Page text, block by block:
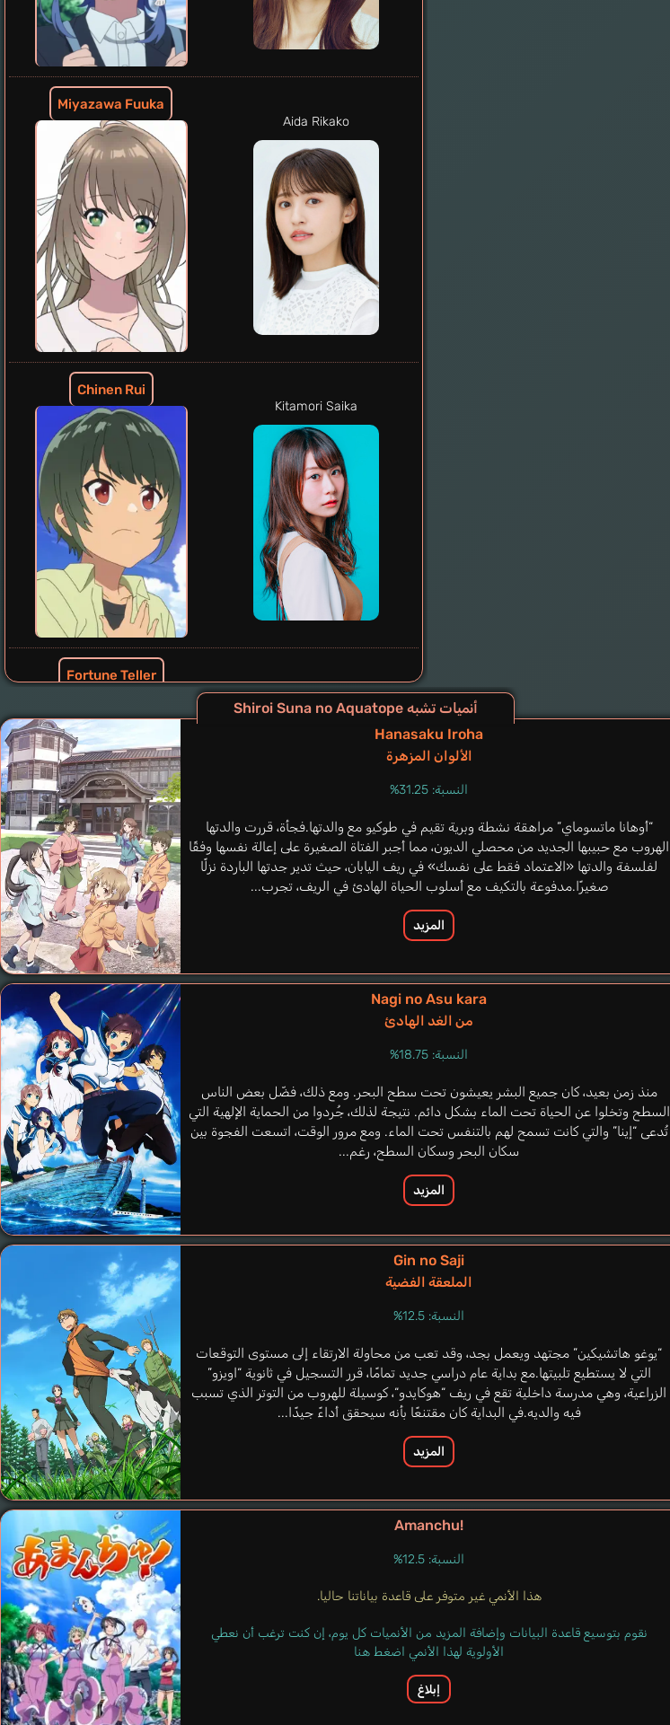
Miyazawa Fuuka
Aida Rikako
Chinen Rui
Kitamori Saika
Fortune Teller
Gibu Yuuko
Garandou Bondo
Sakaguchi Shuuhei
Guden Misaki
Nabatame Hitomi
Guden Gousuke
أنميات تشبه Shiroi Suna no Aquatope
Hanasaku Iroha
الألوان المزهرة
النسبة: 31.25%
“أوهانا ماتسوماي” مراهقة نشطة وبرية تقيم في طوكيو مع والدتها.فجأة، قررت والدتها
الهروب مع حبيبها الجديد من محصلي الديون، مما أجبر الفتاة الصغيرة على إعالة نفسها وفقًا
لفلسفة والدتها «الاعتماد فقط على نفسك» في ريف اليابان، حيث تدير جدتها الباردة نزلًا
صغيرًا.مدفوعة بالتكيف مع أسلوب الحياة الهادئ في الريف، تجرب...
المزيد
Nagi no Asu kara
من الغد الهادئ
النسبة: 18.75%
منذ زمن بعيد، كان جميع البشر يعيشون تحت سطح البحر. ومع ذلك، فضّل بعض الناس
السطح وتخلوا عن الحياة تحت الماء بشكل دائم. نتيجة لذلك، جُردوا من الحماية الإلهية التي
تُدعى “إينا” والتي كانت تسمح لهم بالتنفس تحت الماء. ومع مرور الوقت، اتسعت الفجوة بين
سكان البحر وسكان السطح، رغم...
المزيد
Gin no Saji
الملعقة الفضية
النسبة: 12.5%
“يوغو هاتشيكين” مجتهد ويعمل بجد، وقد تعب من محاولة الارتقاء إلى مستوى التوقعات
التي لا يستطيع تلبيتها.مع بداية عام دراسي جديد تمامًا، قرر التسجيل في ثانوية “اويزو”
الزراعية، وهي مدرسة داخلية تقع في ريف “هوكايدو“، كوسيلة للهروب من التوتر الذي تسبب
فيه والديه.في البداية كان مقتنعًا بأنه سيحقق أداءً جيدًا...
المزيد
Amanchu!
النسبة: 12.5%
هذا الأنمي غير متوفر على قاعدة بياناتنا حاليا.
نقوم بتوسيع قاعدة البيانات وإضافة المزيد من الأنميات كل يوم، إن كنت ترغب أن نعطي
الأولوية لهذا الأنمي اضغط هنا
إبلاغ